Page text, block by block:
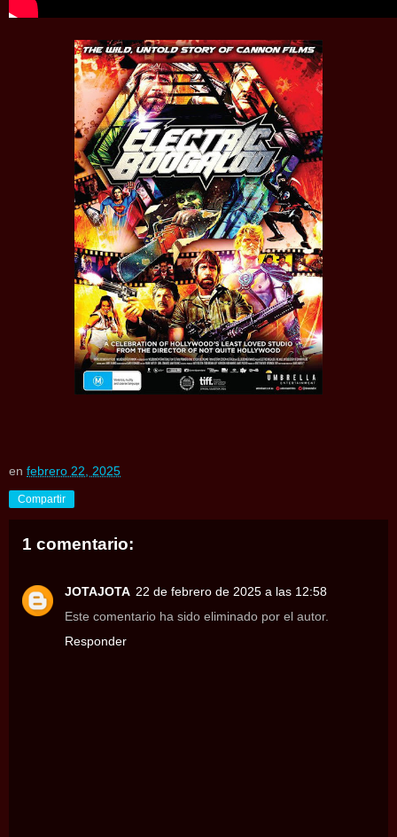
en febrero 22, 2025
Compartir
1 comentario:
JOTAJOTA 22 de febrero de 2025 a las 12:58
Este comentario ha sido eliminado por el autor.
Responder